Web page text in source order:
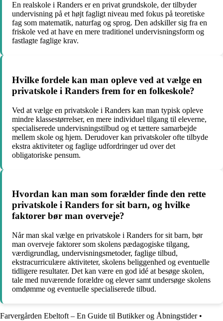
En realskole i Randers er en privat grundskole, der tilbyder
undervisning på et højt fagligt niveau med fokus på teoretiske
fag som matematik, naturfag og sprog. Den adskiller sig fra en
friskole ved at have en mere traditionel undervisningsform og
fastlagte faglige krav.
Hvilke fordele kan man opleve ved at vælge en
privatskole i Randers frem for en folkeskole?
Ved at vælge en privatskole i Randers kan man typisk opleve
mindre klassestørrelser, en mere individuel tilgang til eleverne,
specialiserede undervisningstilbud og et tættere samarbejde
mellem skole og hjem. Derudover kan privatskoler ofte tilbyde
ekstra aktiviteter og faglige udfordringer ud over det
obligatoriske pensum.
Hvordan kan man som forælder finde den rette
privatskole i Randers for sit barn, og hvilke
faktorer bør man overveje?
Når man skal vælge en privatskole i Randers for sit barn, bør
man overveje faktorer som skolens pædagogiske tilgang,
værdigrundlag, undervisningsmetoder, faglige tilbud,
ekstracurriculære aktiviteter, skolens beliggenhed og eventuelle
tidligere resultater. Det kan være en god idé at besøge skolen,
tale med nuværende forældre og elever samt undersøge skolens
omdømme og eventuelle specialiserede tilbud.
Farvergården Ebeltoft – En Guide til Butikker og Åbningstider•